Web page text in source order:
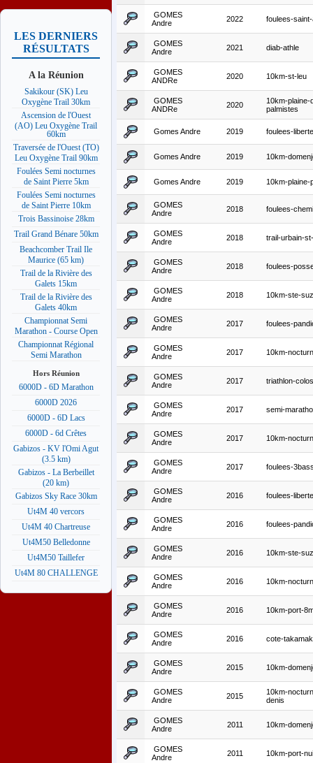
LES DERNIERS
RÉSULTATS
A la Réunion
Sakikour (SK) Leu
Oxygène Trail 30km
Ascension de l'Ouest
(AO) Leu Oxygène Trail
60km
Traversée de l'Ouest (TO)
Leu Oxygène Trail 90km
Foulées Semi nocturnes
de Saint Pierre 5km
Foulées Semi nocturnes
de Saint Pierre 10km
Trois Bassinoise 28km
Trail Grand Bénare 50km
Beachcomber Trail Ile
Maurice (65 km)
Trail de la Rivière des
Galets 15km
Trail de la Rivière des
Galets 40km
Championnat Semi
Marathon - Course Open
Championnat Régional
Semi Marathon
Hors Réunion
6000D - 6D Marathon
6000D 2026
6000D - 6D Lacs
6000D - 6d Crêtes
Gabizos - KV l'Omi Agut
(3.5 km)
Gabizos - La Berbeillet
(20 km)
Gabizos Sky Race 30km
Ut4M 40 vercors
Ut4M 40 Chartreuse
Ut4M50 Belledonne
Ut4M50 Taillefer
Ut4M 80 CHALLENGE
GOMES
Andre
2022 foulees-
GOMES
Andre
2021 diab-athle
GOMES
ANDRe
2020 10km-st-leu
GOMES
ANDRe
2020
10km-plaine-
palmistes
Gomes Andre 2019 foulees-liberte
Gomes Andre 2019 10km-
Gomes Andre 2019 10km-plaine-
GOMES
Andre
2018 foulees-
GOMES
Andre
2018 trail-urbain-
GOMES
Andre
2018 foulees-
GOMES
Andre
2018 10km-ste-
GOMES
Andre
2017 foulees-
GOMES
Andre
2017 10km-
GOMES
Andre
2017 triathlon-
GOMES
Andre
2017 semi-
GOMES
Andre
2017 10km-
GOMES
Andre
2017 foulees-
GOMES
Andre
2016 foulees-liberte
GOMES
Andre
2016 foulees-
GOMES
Andre
2016 10km-ste-
GOMES
Andre
2016 10km-
GOMES
Andre
2016 10km-port-
GOMES
Andre
2016 cote-
GOMES
Andre
2015 10km-
GOMES
Andre
2015
10km-
denis
GOMES
Andre
2011 10km-
GOMES
Andre
2011 10km-port-